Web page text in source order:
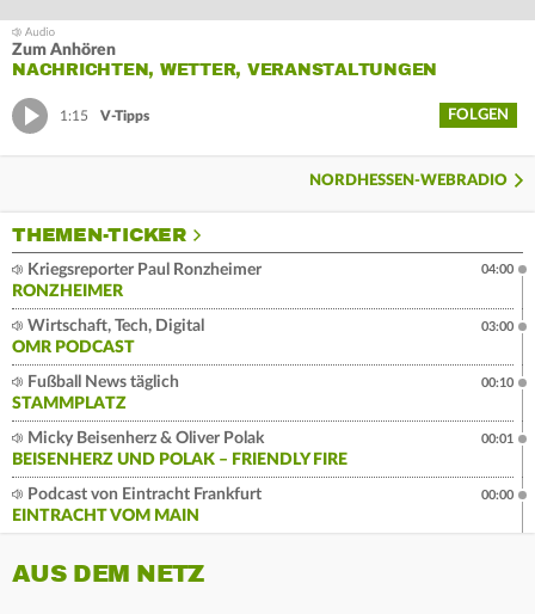
Zum Anhören
NACHRICHTEN, WETTER, VERANSTALTUNGEN
1:15 V-Tipps FOLGEN
NORDHESSEN-WEBRADIO
THEMEN-TICKER
Kriegsreporter Paul Ronzheimer
RONZHEIMER
04:00
Wirtschaft, Tech, Digital
OMR PODCAST
03:00
Fußball News täglich
STAMMPLATZ
00:10
Micky Beisenherz & Oliver Polak
BEISENHERZ UND POLAK – FRIENDLY FIRE
00:01
Podcast von Eintracht Frankfurt
EINTRACHT VOM MAIN
00:00
AUS DEM NETZ